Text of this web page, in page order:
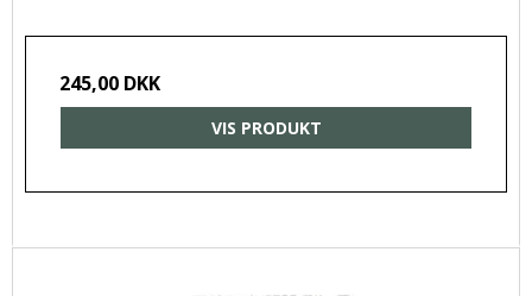
245,00 DKK
VIS PRODUKT